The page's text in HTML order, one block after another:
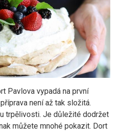
Pavlova vypadá na první
není až tak složitá.
trpělivosti. Je důležité dodržet
můžete mnohé pokazit. Dort